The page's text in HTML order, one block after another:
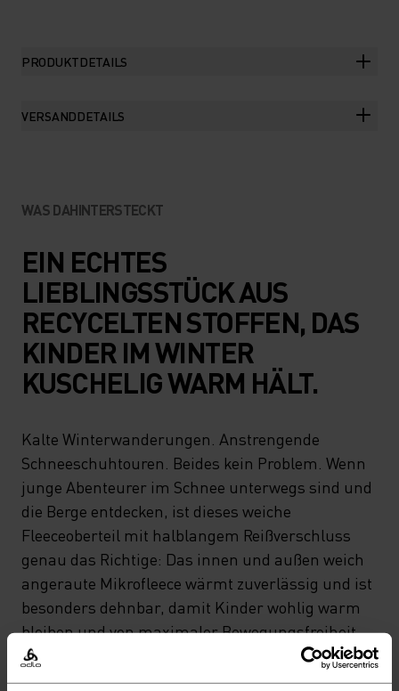
PRODUKTDETAILS
VERSANDDETAILS
WAS DAHINTERSTECKT
EIN ECHTES
LIEBLINGSSTÜCK AUS
RECYCELTEN STOFFEN, DAS
KINDER IM WINTER
KUSCHELIG WARM HÄLT.
Kalte Winterwanderungen. Anstrengende
Schneeschuhtouren. Beides kein Problem. Wenn
junge Abenteurer im Schnee unterwegs sind und
die Berge entdecken, ist dieses weiche
Fleeceoberteil mit halblangem Reißverschluss
genau das Richtige: Das innen und außen weich
angeraute Mikrofleece wärmt zuverlässig und ist
besonders dehnbar, damit Kinder wohlig warm
bleiben und von maximaler Bewegungsfreiheit
profitieren. Das Rigi Mid Layer wird nachhaltig
aus recyceltem Polyester in Odlos eigener Fabrik